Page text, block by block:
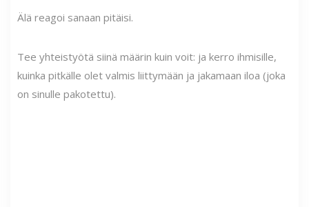
Älä reagoi sanaan pitäisi.
Tee yhteistyötä siinä määrin kuin voit: ja kerro ihmisille,
kuinka pitkälle olet valmis liittymään ja jakamaan iloa (joka
on sinulle pakotettu).